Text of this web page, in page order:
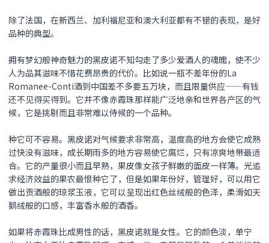
除了法国，在新西兰、加利福尼亚和澳大利亚都有不错的表现，是好
品种的典型。
拥有梦幻般神奇魅力的黑皮诺不知勾走了多少爱酒人的魂魄，使不少
人为品其滋味不惜花费昂贵的代价。比如说一瓶不差年份的La
Romanee-Conti酒到中国差不多要五万块，而且限量供应——有钱
还不见得买得到。它并不像赤霞珠那样能广泛地亲和世界各产区的气
候，它是挑剔而且非常难以侍候的一个品种。
种它可不容易。 黑皮诺对气候要求非常高，温度高的地方会使它成熟
过快没有滋味，成长期雨多的地方容易使它腐烂，只有凉爽地带最适
合。它的产量很小而且早熟，果皮像女孩子鲜嫩的面皮一样薄。光追
求经济效益的果农最恨种它了，但是如果年份好，管理好，可以用它
做出贡酒般的琼浆玉液，它可以呈现出红色丝绒般的色泽，柔滑如天
鹅绒般的口感，丰富香水般的酒香。
如果将赤霞珠比成男性的话， 黑皮诺就是女性。它的颜色淡，单宁